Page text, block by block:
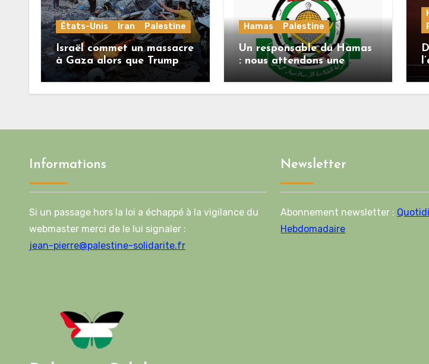
États-Unis Iran Palestine
Israël commet un massacre
à Gaza alors que Trump
menace l’Iran de
«décapitation»
Hamas Palestine
Un responsable du Hamas
: nous attendons une
réponse officielle de
Mladenov concernant la
Informations
Si un passage hors la loi a échappé à la vigilance du
webmaster merci de le lui signaler :
jean-pierre@palestine-solidarite.fr
Newsletter
Abonnement newsletter :
Hebdomadaire